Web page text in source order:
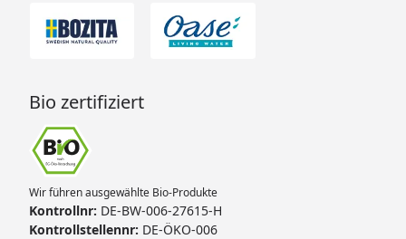
Bio zertifiziert
Wir führen ausgewählte Bio-Produkte
Kontrollnr: DE-BW-006-27615-H
Kontrollstellennr: DE-ÖKO-006